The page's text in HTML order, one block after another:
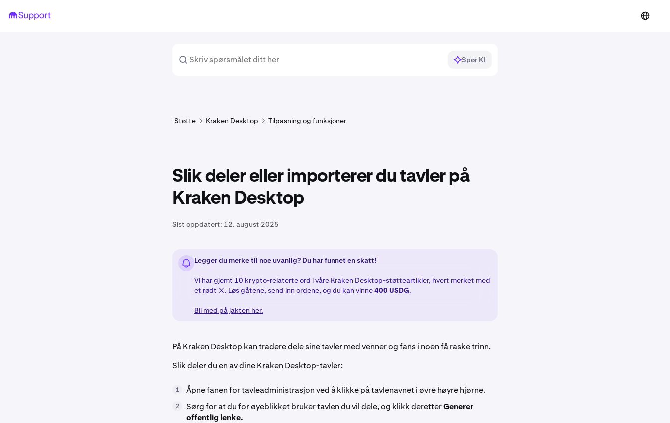
Spør KI
Støtte Kraken Desktop Tilpasning og funksjoner
Slik deler eller importerer du tavler på
Kraken Desktop
Sist oppdatert: 12. august 2025
Legger du merke til noe uvanlig? Du har funnet en skatt!
Vi har gjemt 10 krypto-relaterte ord i våre Kraken Desktop-støtteartikler, hvert merket med
et rødt ❌. Løs gåtene, send inn ordene, og du kan vinne400 USDG.
Bli med på jakten her.
På Kraken Desktop kan tradere dele sine tavler med venner og fans i noen få raske trinn.
Slik deler du en av dine Kraken Desktop-tavler:
1 Åpne fanen for tavleadministrasjon ved å klikke på tavlenavnet i øvre høyre hjørne.
2 Sørg for at du for øyeblikket bruker tavlen du vil dele, og klikk deretterGenerer
offentlig lenke.